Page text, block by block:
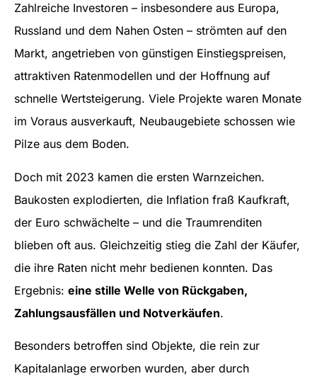
Zahlreiche Investoren – insbesondere aus Europa,
Russland und dem Nahen Osten – strömten auf den
Markt, angetrieben von günstigen Einstiegspreisen,
attraktiven Ratenmodellen und der Hoffnung auf
schnelle Wertsteigerung. Viele Projekte waren Monate
im Voraus ausverkauft, Neubaugebiete schossen wie
Pilze aus dem Boden.
Doch mit 2023 kamen die ersten Warnzeichen.
Baukosten explodierten, die Inflation fraß Kaufkraft,
der Euro schwächelte – und die Traumrenditen
blieben oft aus. Gleichzeitig stieg die Zahl der Käufer,
die ihre Raten nicht mehr bedienen konnten. Das
Ergebnis: eine stille Welle von Rückgaben,
Zahlungsausfällen und Notverkäufen.
Besonders betroffen sind Objekte, die rein zur
Kapitalanlage erworben wurden, aber durch